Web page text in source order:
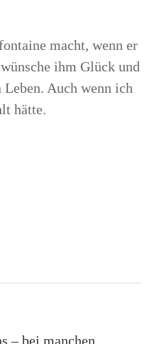
macht, wenn er
ihm Glück und
Auch wenn ich
hätte.
– bei manchen